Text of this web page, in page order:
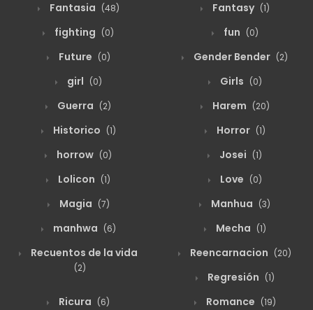
Capitulo 41 agosto 19, 2025
Capitulo 40 agosto 19, 2025
Capitulo 39 agosto 19, 2025
Capitulo 38 agosto 19, 2025
Capitulo 37 agosto 19, 2025
Capitulo 36 agosto 19, 2025 52
agosto 19, 2025
Fantasia (48) Fantasy (1)
fighting (0) fun (0)
Future (0) Gender Bender (2)
girl (0) Girls (0)
Guerra (2) Harem (20)
Historico (1) Horror (1)
horrow (0) Josei (1)
Lolicon (1) Love (0)
Magia (7) Manhua (3)
manhwa (6) Mecha (1)
Recuentos de la vida
(2)
Reencarnacion (20)
Regresión (1)
Ricura (6) Romance (19)